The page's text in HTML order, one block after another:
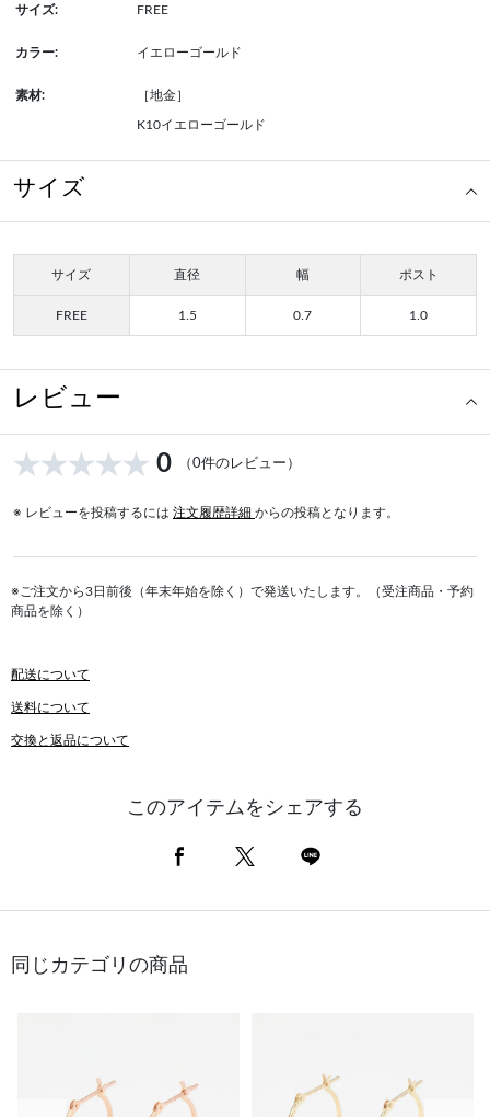
サイズ: FREE
カラー: イエローゴールド
素材: ［地金］
K10イエローゴールド
サイズ
サイズ 直径 幅 ポスト
FREE 1.5 0.7 1.0
レビュー
0 （0件のレビュー）
※ レビューを投稿するには 注文履歴詳細 からの投稿となります。
※ご注文から3日前後（年末年始を除く）で発送いたします。（受注商品・予約
商品を除く）
配送について
送料について
交換と返品について
このアイテムをシェアする
同じカテゴリの商品
前の画像